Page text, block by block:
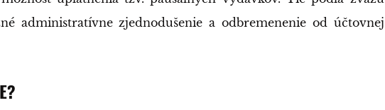
administratívne zjednodušenie a odbremenenie od účtovnej